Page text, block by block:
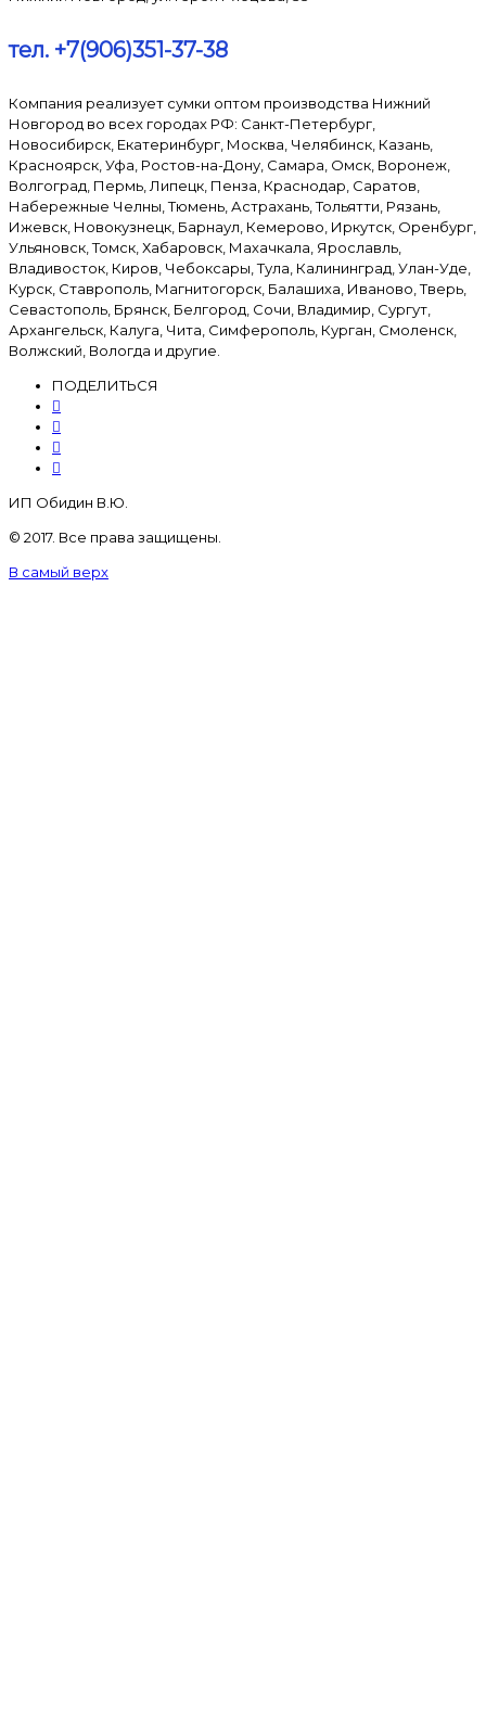
тел. +7(906)351-37-38
Компания реализует сумки оптом производства Нижний
Новгород во всех городах РФ: Санкт-Петербург,
Новосибирск, Екатеринбург, Москва, Челябинск, Казань,
Красноярск, Уфа, Ростов-на-Дону, Самара, Омск, Воронеж,
Волгоград, Пермь, Липецк, Пенза, Краснодар, Саратов,
Набережные Челны, Тюмень, Астрахань, Тольятти, Рязань,
Ижевск, Новокузнецк, Барнаул, Кемерово, Иркутск, Оренбург,
Ульяновск, Томск, Хабаровск, Махачкала, Ярославль,
Владивосток, Киров, Чебоксары, Тула, Калининград, Улан-Уде,
Курск, Ставрополь, Магнитогорск, Балашиха, Иваново, Тверь,
Севастополь, Брянск, Белгород, Сочи, Владимир, Сургут,
Архангельск, Калуга, Чита, Симферополь, Курган, Смоленск,
Волжский, Вологда и другие.
ПОДЕЛИТЬСЯ
ИП Обидин В.Ю.
© 2017. Все права защищены.
В самый верх